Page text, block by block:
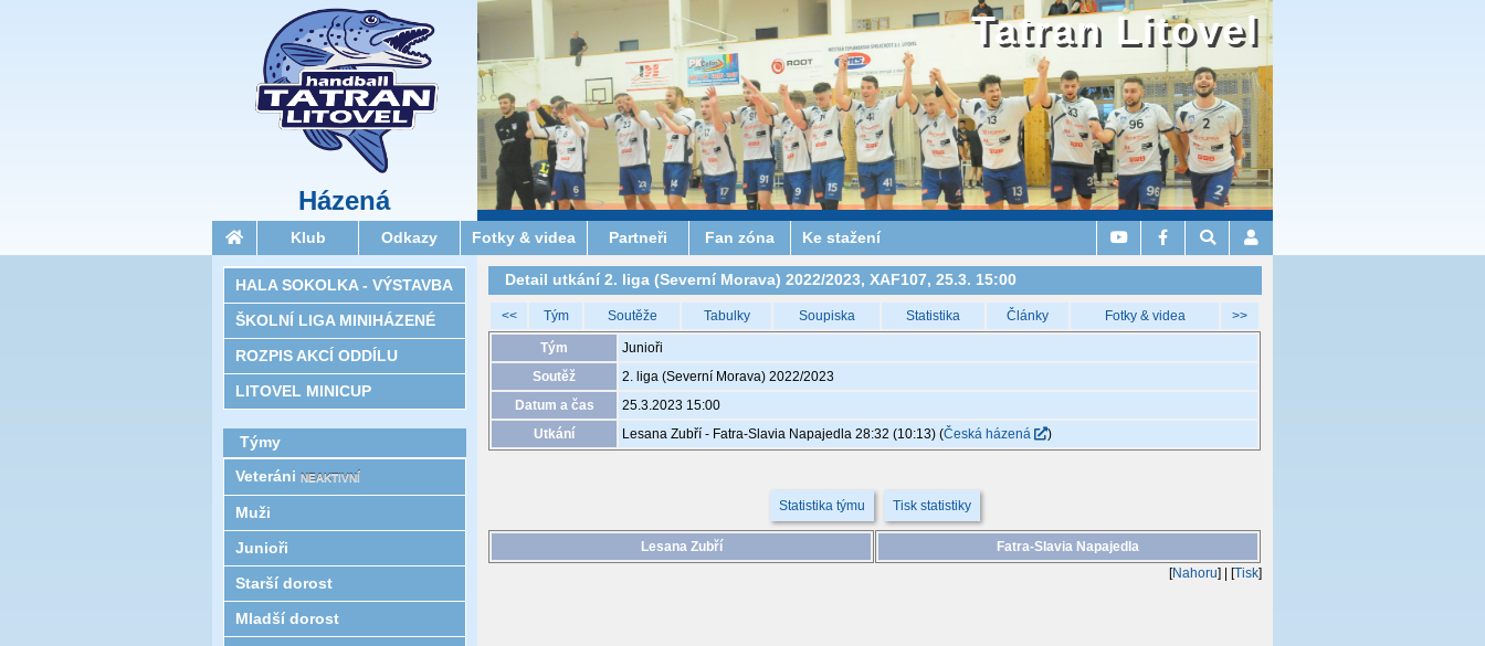
Házená
Tatran Litovel
Klub Odkazy Fotky & videa Partneři Fan zóna Ke stažení
Detail utkání 2. liga (Severní Morava) 2022/2023, XAF107, 25.3. 15:00
<< Tým Soutěže Tabulky Soupiska Statistika Články Fotky & videa >>
Tým
Junioři
Soutěž
2. liga (Severní Morava) 2022/2023
Datum a čas
25.3.2023 15:00
Utkání
Lesana Zubří - Fatra-Slavia Napajedla 28:32 (10:13)(Česká házená )
Statistika týmu Tisk statistiky
Lesana Zubří
Fatra-Slavia Napajedla
[Nahoru] | [Tisk]
HALA SOKOLKA - VÝSTAVBA
ŠKOLNÍ LIGA MINIHÁZENÉ
ROZPIS AKCÍ ODDÍLU
LITOVEL MINICUP
Týmy
Veteráni NEAKTIVNÍ
Muži
Junioři
Starší dorost
Mladší dorost